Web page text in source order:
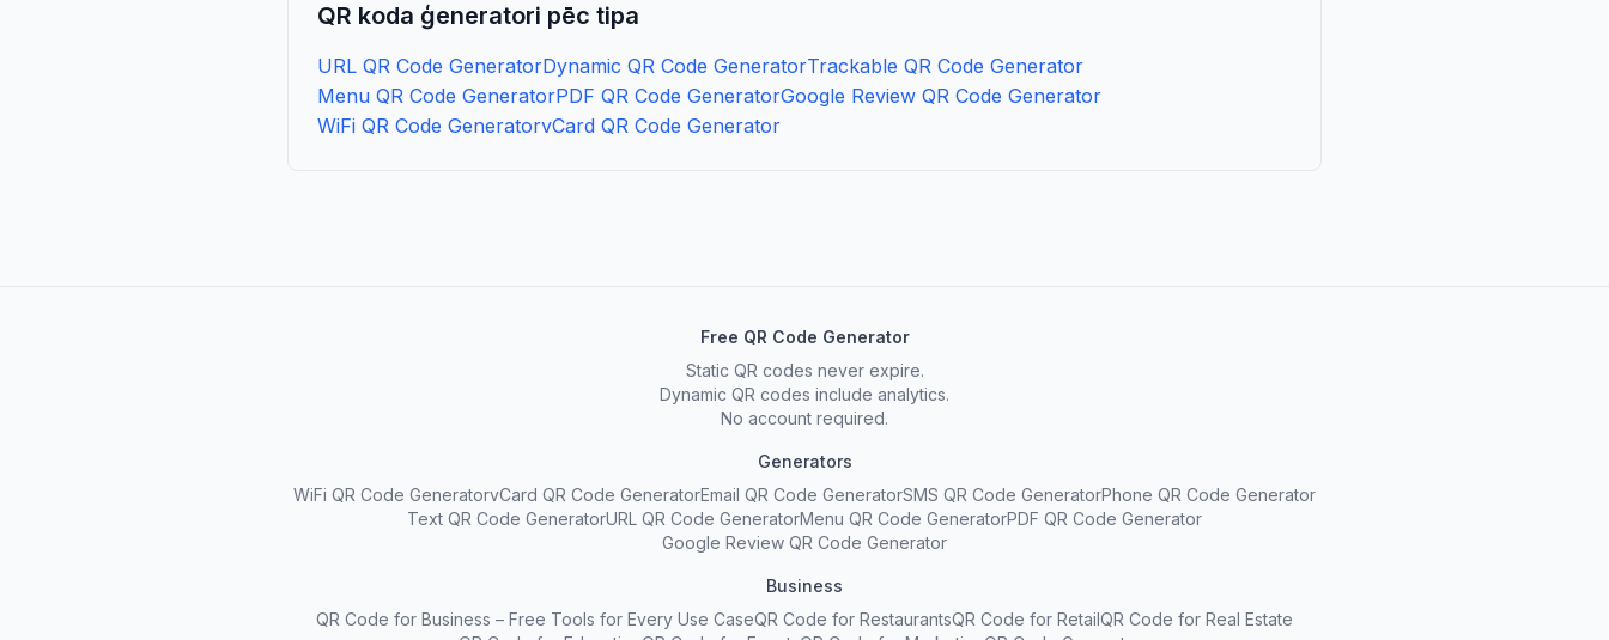
QR koda ģeneratori pēc tipa
URL QR Code GeneratorDynamic QR Code GeneratorTrackable QR Code Generator
Menu QR Code GeneratorPDF QR Code GeneratorGoogle Review QR Code Generator
WiFi QR Code GeneratorvCard QR Code Generator
Free QR Code Generator
Static QR codes never expire.
Dynamic QR codes include analytics.
No account required.
Generators
WiFi QR Code GeneratorvCard QR Code GeneratorEmail QR Code GeneratorSMS QR Code GeneratorPhone QR Code Generator
Text QR Code GeneratorURL QR Code GeneratorMenu QR Code GeneratorPDF QR Code Generator
Google Review QR Code Generator
Business
QR Code for Business – Free Tools for Every Use CaseQR Code for RestaurantsQR Code for RetailQR Code for Real Estate